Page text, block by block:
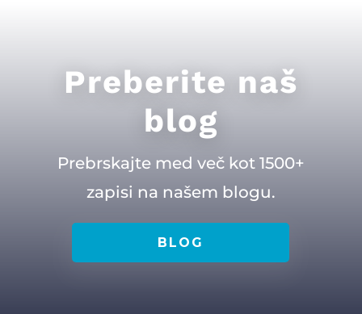
Preberite naš
blog
Prebrskajte med več kot 1500+
zapisi na našem blogu.
BLOG